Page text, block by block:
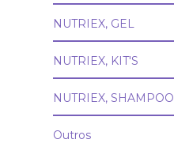
NUTRIEX, GEL
NUTRIEX, KIT'S
NUTRIEX, SHAMPOO
Outros